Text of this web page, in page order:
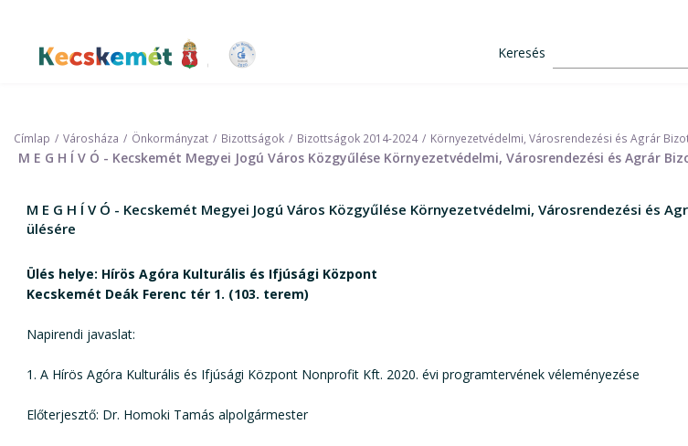
tartalomra
Kecskemét Város Honlapja
Keresés
Címlap Városháza Önkormányzat Bizottságok Bizottságok 2014-2024 Környezetvédelmi, Városrendezési és Agrár
M E G H Í V Ó - Kecskemét Megyei Jogú Város Közgyűlése Környezetvédelmi, Városrendezési és Agrár
M E G H Í V Ó - Kecskemét Megyei Jogú Város Közgyűlése Környezetvédelmi, Városrendezési és
ülésére
Ülés helye: Hírös Agóra Kulturális és Ifjúsági Központ
Kecskemét Deák Ferenc tér 1. (103. terem)
Napirendi javaslat:
1. A Hírös Agóra Kulturális és Ifjúsági Központ Nonprofit Kft. 2020. évi programtervének véleményezése
Előterjesztő: Dr. Homoki Tamás alpolgármester